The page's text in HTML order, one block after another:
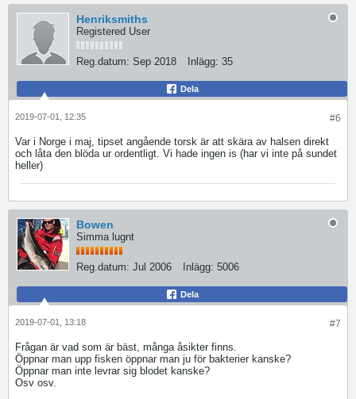
Henriksmiths
Registered User
Reg.datum: Sep 2018 Inlägg: 35
Dela
#6
2019-07-01, 12:35
Var i Norge i maj, tipset angående torsk är att skära av halsen direkt
och låta den blöda ur ordentligt. Vi hade ingen is (har vi inte på sundet
heller)
Bowen
Simma lugnt
Reg.datum: Jul 2006 Inlägg: 5006
Dela
#7
2019-07-01, 13:18
Frågan är vad som är bäst, många åsikter finns.
Öppnar man upp fisken öppnar man ju för bakterier kanske?
Öppnar man inte levrar sig blodet kanske?
Osv osv.